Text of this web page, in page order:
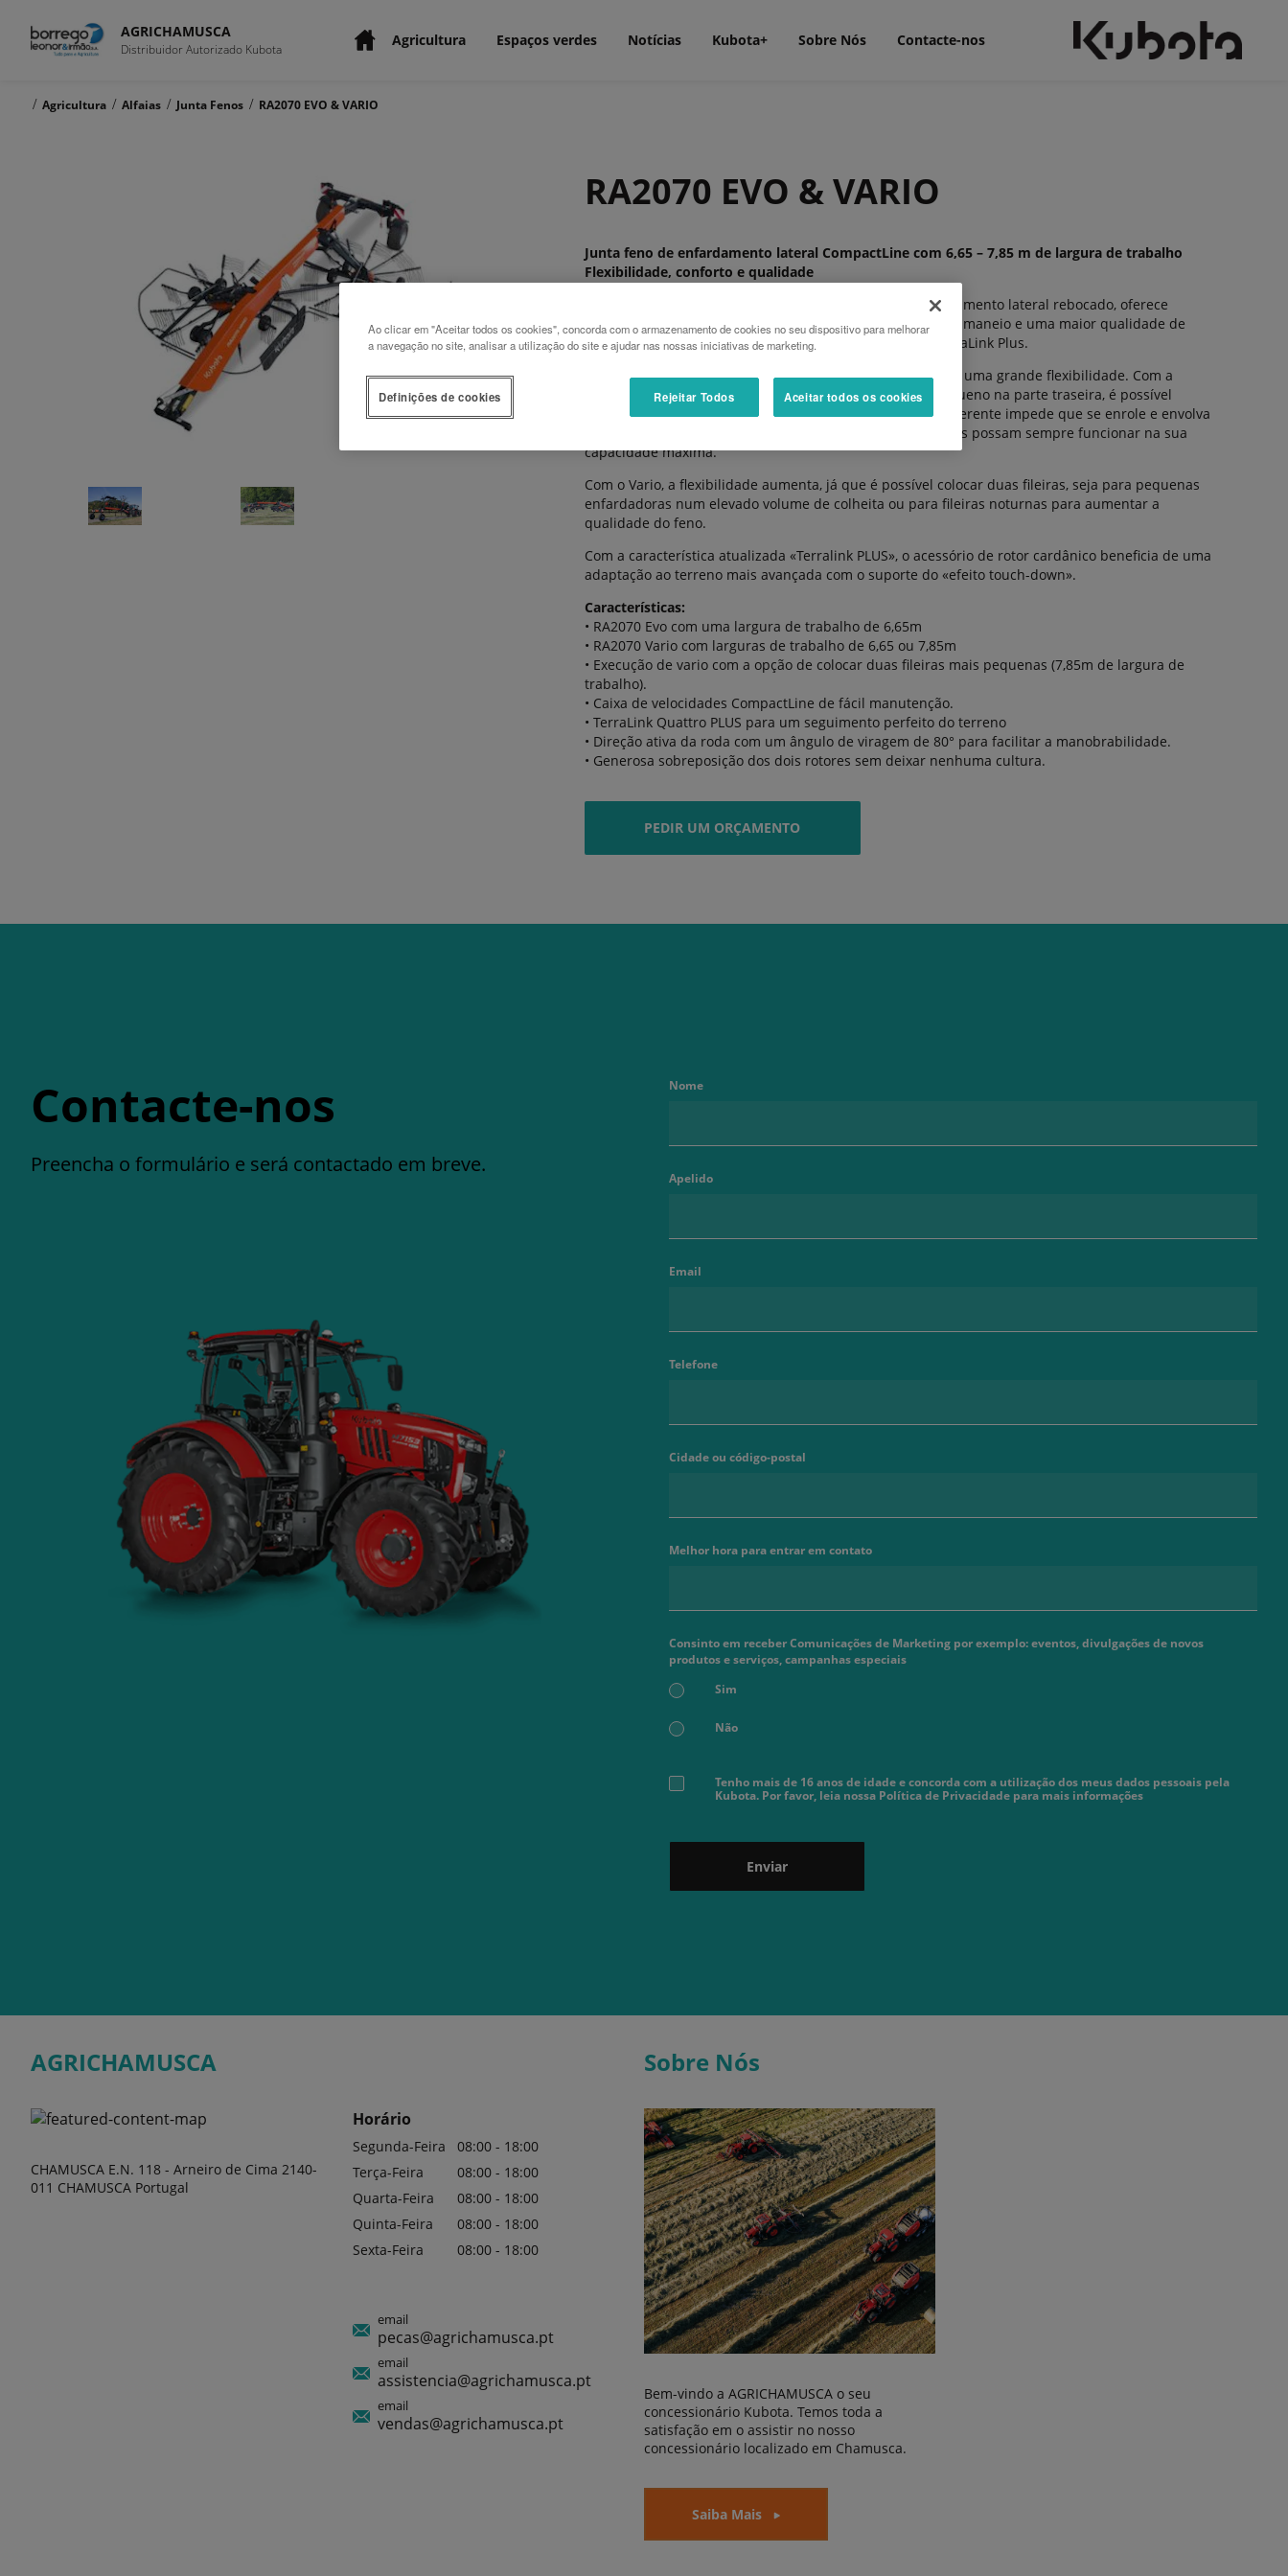
AGRICHAMUSCA
Distribuidor Autorizado Kubota Agricultura Espaços verdes Notícias Kubota+ Sobre Nós Contacte-nos
/ Agricultura / Alfaias / Junta Fenos / RA2070 EVO & VARIO
RA2070 EVO & VARIO
Junta feno de enfardamento lateral CompactLine com 6,65 – 7,85 m de largura de trabalho
Flexibilidade, conforto e qualidade
O novo Kubota RA2070 Evo + Vario, um ancinho de enfardamento lateral rebocado, oferece
flexibilidade no momento de juntar feno, mais conforto no maneio e uma maior qualidade de
forragem graças ao novo acessório de rotor cardânico TerraLink Plus.
Graças ao enfardamento lateral, este novo modelo oferece uma grande flexibilidade. Com a
configuração especial dos rotores, com um rotor mais pequeno na parte traseira, é possível
ancinhar áreas maiores numa única fileira. O diâmetro diferente impede que se enrole e envolva
o máximo possível. Isto garante que as máquinas seguintes possam sempre funcionar na sua
capacidade máxima.
Com o Vario, a flexibilidade aumenta, já que é possível colocar duas fileiras, seja para pequenas
enfardadoras num elevado volume de colheita ou para fileiras noturnas para aumentar a
qualidade do feno.
Com a característica atualizada «Terralink PLUS», o acessório de rotor cardânico beneficia de uma
adaptação ao terreno mais avançada com o suporte do «efeito touch-down».
Características:
• RA2070 Evo com uma largura de trabalho de 6,65m
• RA2070 Vario com larguras de trabalho de 6,65 ou 7,85m
• Execução de vario com a opção de colocar duas fileiras mais pequenas (7,85m de largura de
trabalho).
• Caixa de velocidades CompactLine de fácil manutenção.
• TerraLink Quattro PLUS para um seguimento perfeito do terreno
• Direção ativa da roda com um ângulo de viragem de 80° para facilitar a manobrabilidade.
• Generosa sobreposição dos dois rotores sem deixar nenhuma cultura.
PEDIR UM ORÇAMENTO
Contacte-nos
Preencha o formulário e será contactado em breve.
Nome
Apelido
Email
Telefone
Cidade ou código-postal
Melhor hora para entrar em contato
Consinto em receber Comunicações de Marketing por exemplo: eventos, divulgações de novos
produtos e serviços, campanhas especiais
Sim
Não
Tenho mais de 16 anos de idade e concorda com a utilização dos meus dados pessoais pela
Kubota. Por favor, leia nossa Política de Privacidade para mais informações
Enviar
AGRICHAMUSCA
CHAMUSCA E.N. 118 - Arneiro de Cima 2140-
011 CHAMUSCA Portugal
Horário
Segunda-Feira
08:00 - 18:00
Terça-Feira
08:00 - 18:00
Quarta-Feira
08:00 - 18:00
Quinta-Feira
08:00 - 18:00
Sexta-Feira
08:00 - 18:00
email
pecas@agrichamusca.pt
email
assistencia@agrichamusca.pt
email
vendas@agrichamusca.pt
Sobre Nós
Bem-vindo a AGRICHAMUSCA o seu
concessionário Kubota. Temos toda a
satisfação em o assistir no nosso
concessionário localizado em Chamusca.
Saiba Mais
Ao clicar em "Aceitar todos os cookies", concorda com o armazenamento de cookies no seu dispositivo para melhorar
a navegação no site, analisar a utilização do site e ajudar nas nossas iniciativas de marketing.
Rejeitar Todos Aceitar todos os cookies
Definições de cookies